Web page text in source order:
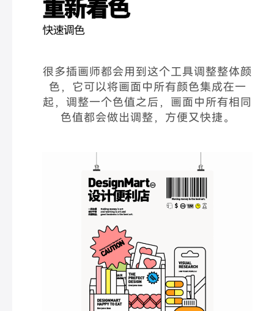
很多插画师都会用到这个工具调整整体颜
色，它可以将画面中所有颜色集成在一
起，调整一个色值之后，画面中所有相同
色值都会做出调整，方便又快捷。